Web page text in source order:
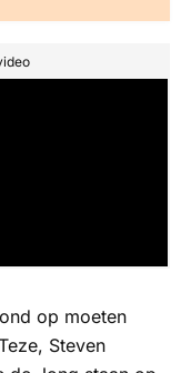
op moeten
Steven